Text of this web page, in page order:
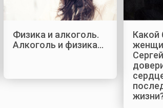
Физика и алкоголь.
Алкоголь и физика…
Какой